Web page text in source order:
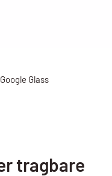
Google Glass
tragbare